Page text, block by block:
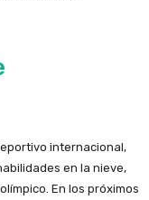
internacional,
en la nieve,
En los próximos